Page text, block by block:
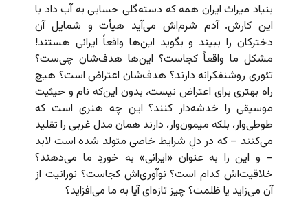
بنیاد میراث ایران همه که دسته‌گلی حسابی به آب داد با
این کارش. آدم شرم‌اش می‌آید هیأت و شمایل آن
دخترکان را ببیند و بگوید این‌ها واقعاً ایرانی هستند!
مشکل ما واقعاً کجاست؟ این‌ها هدف‌شان چی‌ست؟
تئوری روشنفکرانه دارند؟ هدف‌شان اعتراض است؟ هیچ
راه بهتری برای اعتراض نیست، بدون این‌که نام و حیثیت
موسیقی را خدشه‌دار کنند؟ این چه هنری است که
طوطی‌وار، بلکه میمون‌وار، دارند همان مدل غربی را تقلید
می‌کنند – که در دلِ شرایط خاصی متولد شده است لابد
– و این را به عنوان «ایرانی» به خوردِ ما می‌دهند؟
خلاقیت‌اش کدام است؟ نوآوری‌اش کجاست؟ نورانیت از
آن می‌زاید یا ظلمت؟ چیز تازه‌ای آیا به ما می‌افزاید؟